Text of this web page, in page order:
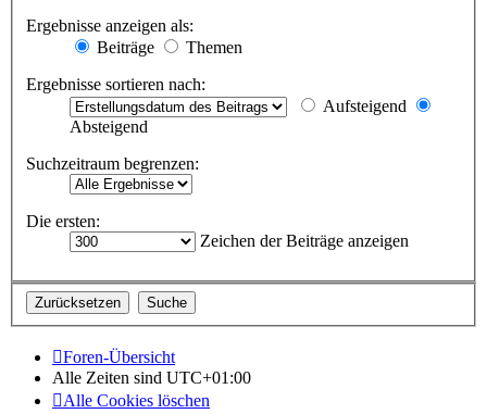
Ergebnisse anzeigen als:
Beiträge
Themen
Ergebnisse sortieren nach:
Aufsteigend
Absteigend
Suchzeitraum begrenzen:
Die ersten:
Zeichen der Beiträge anzeigen
Foren-Übersicht
Alle Zeiten sind UTC+01:00
Alle Cookies löschen